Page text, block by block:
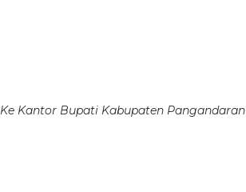
Ke Kantor Bupati Kabupaten Pangandaran